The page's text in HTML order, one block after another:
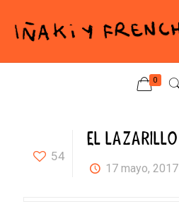
0
54
EL LAZARILLO
17 mayo, 2017